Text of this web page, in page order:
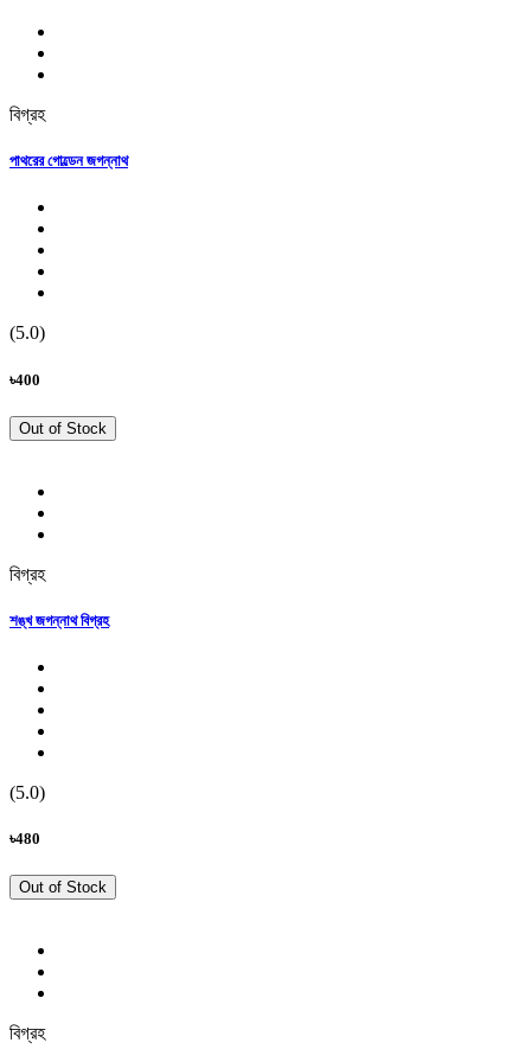
বিগ্রহ
পাথরের গোল্ডেন জগন্নাথ
(5.0)
৳400
Out of Stock
বিগ্রহ
শঙ্খ জগন্নাথ বিগ্রহ
(5.0)
৳480
Out of Stock
বিগ্রহ